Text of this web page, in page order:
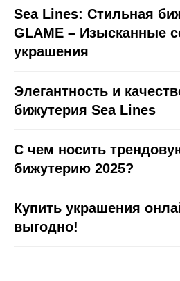
Sea Lines: Стильная
GLAME – Изысканные
украшения
Элегантность и
бижутерия Sea Lines
С чем носить
бижутерию 2025?
Купить украшения
выгодно!